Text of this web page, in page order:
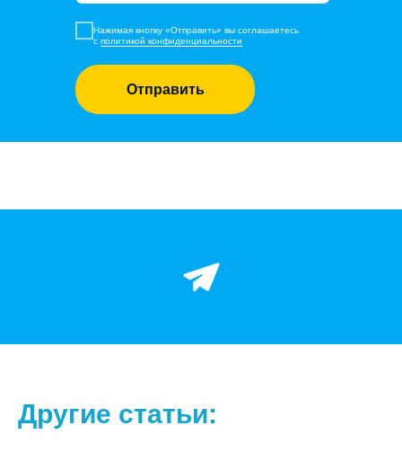
Нажимая кнопку «Отправить» вы соглашаетесь
с политикой конфиденциальности
Отправить
Другие статьи: